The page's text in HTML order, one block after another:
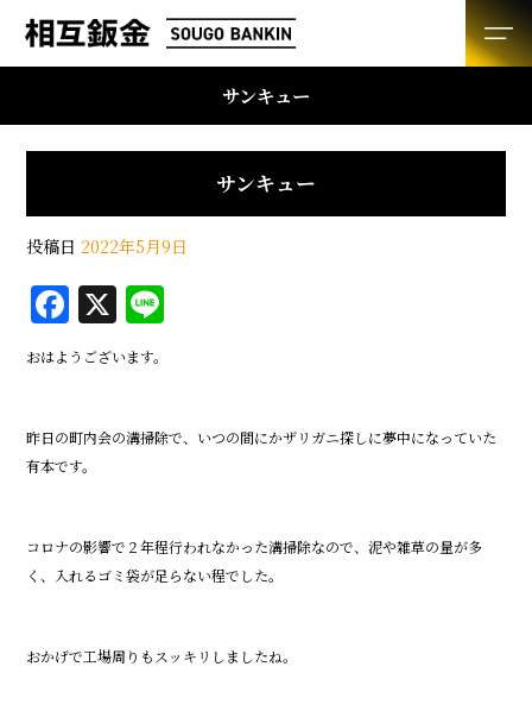
サンキュー
サンキュー
投稿日 2022年5月9日
F
a
c
e
b
o
k
X
おはようございます。
昨日の町内会の溝掃除で、いつの間にかザリガニ探しに夢中になっていた
有本です。
コロナの影響で２年程行われなかった溝掃除なので、泥や雑草の量が多
く、入れるゴミ袋が足らない程でした。
おかげで工場周りもスッキリしましたね。